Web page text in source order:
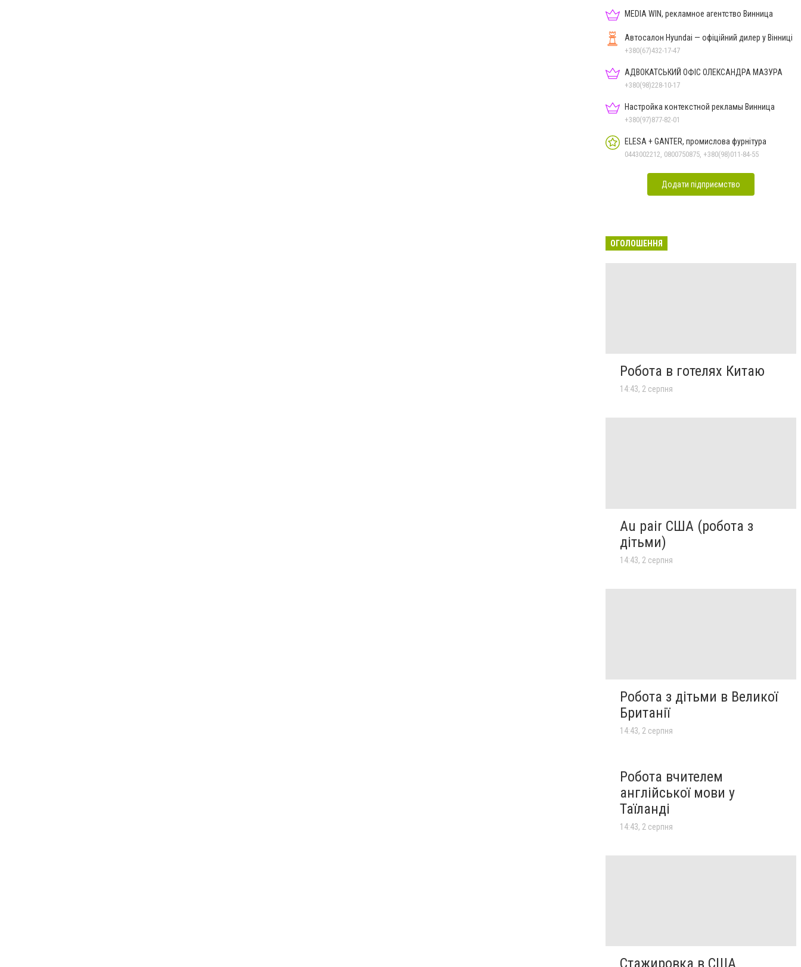
MEDIA WIN, рекламное агентство Винница
Автосалон Hyundai — офіційний дилер у Вінниці
+380(67)432-17-47
АДВОКАТСЬКИЙ ОФІС ОЛЕКСАНДРА МАЗУРА
+380(98)228-10-17
Настройка контекстной рекламы Винница
+380(97)877-82-01
ELESA + GANTER, промислова фурнітура
0443002212, 0800750875, +380(98)011-84-55
Додати підприємство
ОГОЛОШЕННЯ
Робота в готелях Китаю
14:43, 2 серпня
Au pair США (робота з
дітьми)
14:43, 2 серпня
Робота з дітьми в Великої
Британії
14:43, 2 серпня
Робота вчителем
англійської мови у
Таїланді
14:43, 2 серпня
Стажировка в США